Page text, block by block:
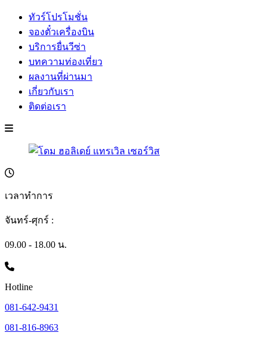
ทัวร์โปรโมชั่น
จองตั๋วเครื่องบิน
บริการยื่นวีซ่า
บทความท่องเที่ยว
ผลงานที่ผ่านมา
เกี่ยวกับเรา
ติดต่อเรา
เวลาทำการ
จันทร์-ศุกร์ :
09.00 - 18.00 น.
Hotline
081-642-9431
081-816-8963